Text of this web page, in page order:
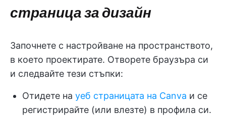
страница за дизайн
Започнете с настройване на пространството,
в което проектирате. Отворете браузъра си
и следвайте тези стъпки:
Отидете на уеб страницата на Canva и се
регистрирайте (или влезте) в профила си.